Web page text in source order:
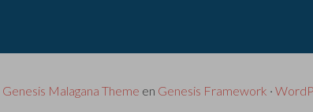
Genesis Malagana Theme en Genesis Framework ·